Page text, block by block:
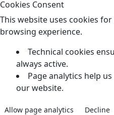
Cookies Consent
This website uses cookies
browsing experience.
Technical cookies
always active.
Page analytics help
our website.
Allow page analytics Decline